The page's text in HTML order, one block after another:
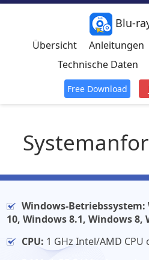
Blu-
Übersicht Anleitungen
Technische Daten
Free Download
Windows-Betriebssystem:
10, Windows 8.1, Windows 8,
CPU: 1 GHz Intel/AMD